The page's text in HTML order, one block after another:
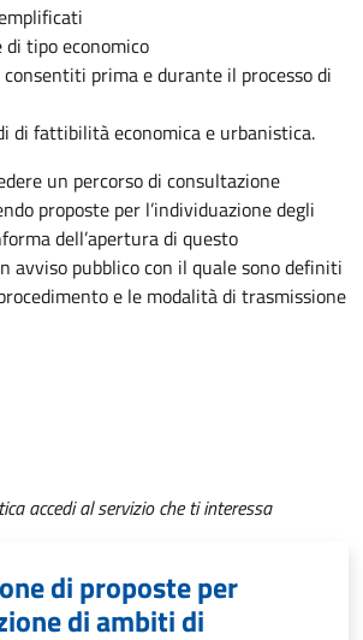
tipo economico
prima e durante il processo di
di fattibilità economica e urbanistica.
un percorso di consultazione
proposte per l’individuazione degli
dell’apertura di questo
avviso pubblico con il quale sono definiti
e le modalità di trasmissione
accedi al servizio che ti interessa
di proposte per
di ambiti di